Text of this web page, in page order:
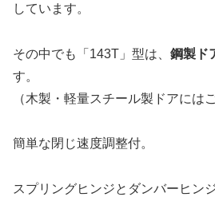
しています。
その中でも「143T」型は、 鋼製ド
す。
（木製・軽量スチール製ドアには
簡単な閉じ速度調整付。
スプリングヒンジとダンバーヒン